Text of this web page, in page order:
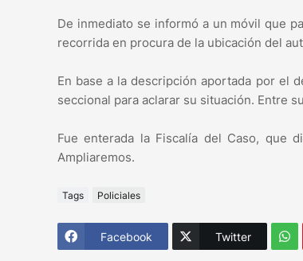
De inmediato se informó a un móvil que
recorrida en procura de la ubicación del
En base a la descripción aportada por el
seccional para aclarar su situación. Entre
Fue enterada la Fiscalía del Caso, que
Ampliaremos.
Tags Policiales
Facebook Twitter